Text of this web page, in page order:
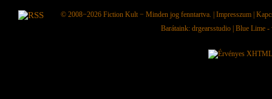
© 2008−2026 Fiction Kult − Minden jog fenntartva. | Impresszum |
Barátaink: drgearsstudio | Blue Lime -